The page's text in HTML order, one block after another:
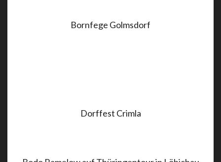
Bornfege Golmsdorf
Dorffest Crimla